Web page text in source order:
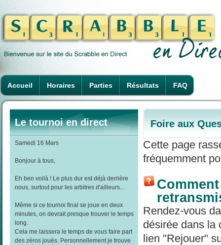
Accueil Horaires Parties Résultats FAQ
Le tournoi en direct
Samedi 16 Mars
Bonjour à tous,
Eh ben voilà ! Le plus dur est déjà derrière
nous, surtout pour les arbitres d'ailleurs...
Même si ce tournoi final se joue en deux
minutes, on devrait presque trouver le temps
long.
Cela me laissera le temps de vous faire part
des zéros joués. Personnellement je trouve
Foire aux
Cette page
fréquemment
Rendez-vous
désirée dans la
lien "Rejouer"